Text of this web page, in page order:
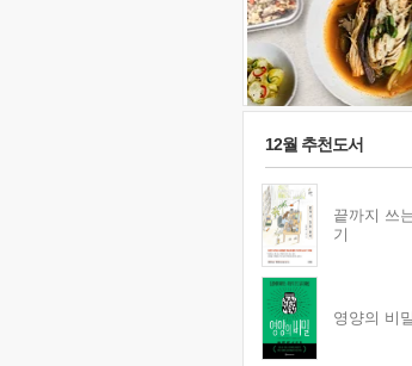
12월 추천도서
끝까지 쓰
기
영양의 비밀